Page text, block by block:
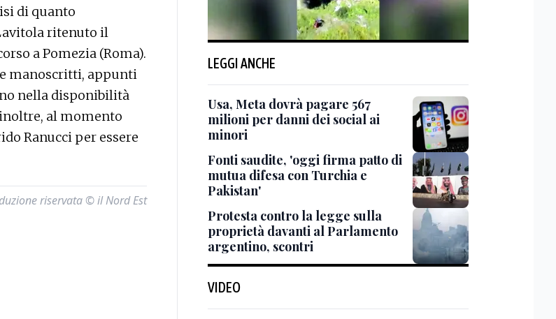
di quanto
ritenuto il
a Pomezia (Roma).
manoscritti, appunti
nella disponibilità
al momento
Ranucci per essere
riservata © il Nord Est
LEGGI ANCHE
Usa, Meta dovrà pagare 567
milioni per danni dei social ai
minori
Fonti saudite, 'oggi firma patto di
mutua difesa con Turchia e
Pakistan'
Protesta contro la legge sulla
proprietà davanti al Parlamento
argentino, scontri
VIDEO